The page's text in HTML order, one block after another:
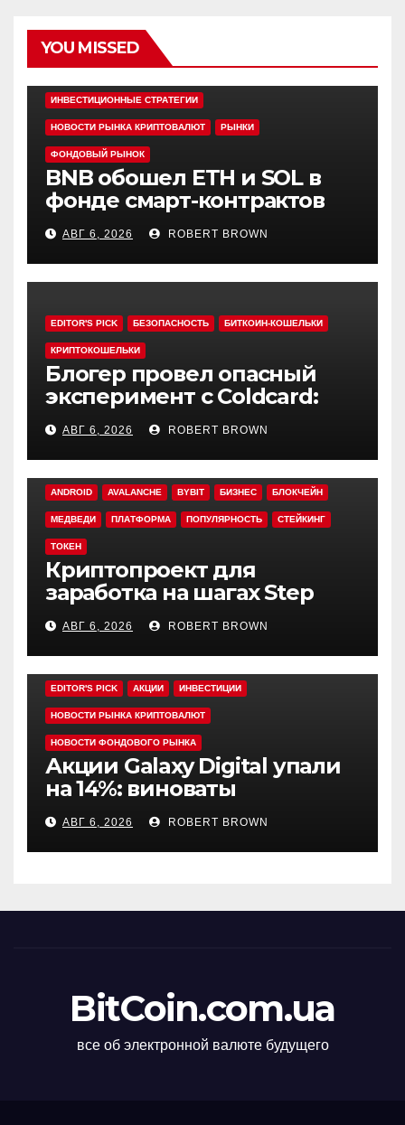
YOU MISSED
ИНВЕСТИЦИОННЫЕ СТРАТЕГИИ
НОВОСТИ РЫНКА КРИПТОВАЛЮТ РЫНКИ
ФОНДОВЫЙ РЫНОК
BNB обошел ETH и SOL в
фонде смарт-контрактов
Grayscale
АВГ 6, 2026 ROBERT BROWN
EDITOR'S PICK БЕЗОПАСНОСТЬ БИТКОИН-КОШЕЛЬКИ
КРИПТОКОШЕЛЬКИ
Блогер провел опасный
эксперимент с Coldcard:
быстрый взлом уязвимого
кошелька
АВГ 6, 2026 ROBERT BROWN
ANDROID AVALANCHE BYBIT БИЗНЕС БЛОКЧЕЙН
МЕДВЕДИ ПЛАТФОРМА ПОПУЛЯРНОСТЬ СТЕЙКИНГ
ТОКЕН
Криптопроект для
заработка на шагах Step
App закрывается спустя
четыре года работы
АВГ 6, 2026 ROBERT BROWN
EDITOR'S PICK АКЦИИ ИНВЕСТИЦИИ
НОВОСТИ РЫНКА КРИПТОВАЛЮТ
НОВОСТИ ФОНДОВОГО РЫНКА
Акции Galaxy Digital упали
на 14%: виноваты
криптовалюты
АВГ 6, 2026 ROBERT BROWN
BitCoin.com.ua
все об электронной валюте будущего